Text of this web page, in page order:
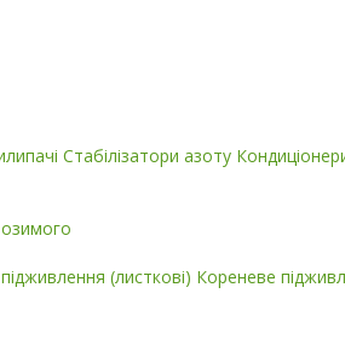
Стабілізатори азоту
(листкові) Кореневе